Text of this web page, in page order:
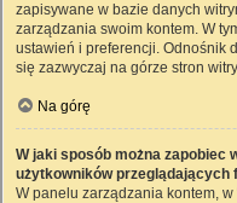
zapisywane w bazie danych
zarządzania swoim kontem. W
ustawień i preferencji. Odnośnik
się zazwyczaj na górze stron
Na górę
W jaki sposób można zapobiec
użytkowników przeglądających
W panelu zarządzania kontem,